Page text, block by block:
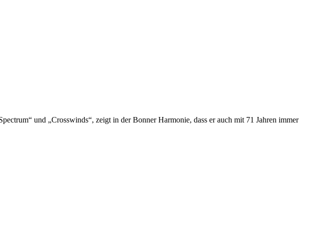
und „Crosswinds“, zeigt in der Bonner Harmonie, dass er auch mit 71 Jahren immer